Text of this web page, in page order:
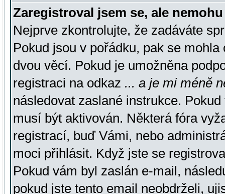
Zaregistroval jsem se, ale
Nejprve zkontrolujte, že zadáváte
Pokud jsou v pořádku, pak se
dvou věcí. Pokud je umožněna
registraci na odkaz ... a je mi méně
následovat zaslané instrukce.
musí být aktivován. Některá fóra
registrací, buď Vámi, nebo
moci přihlásit. Když jste se
Pokud vám byl zaslán e-mail,
pokud jste tento email neobdrželi,